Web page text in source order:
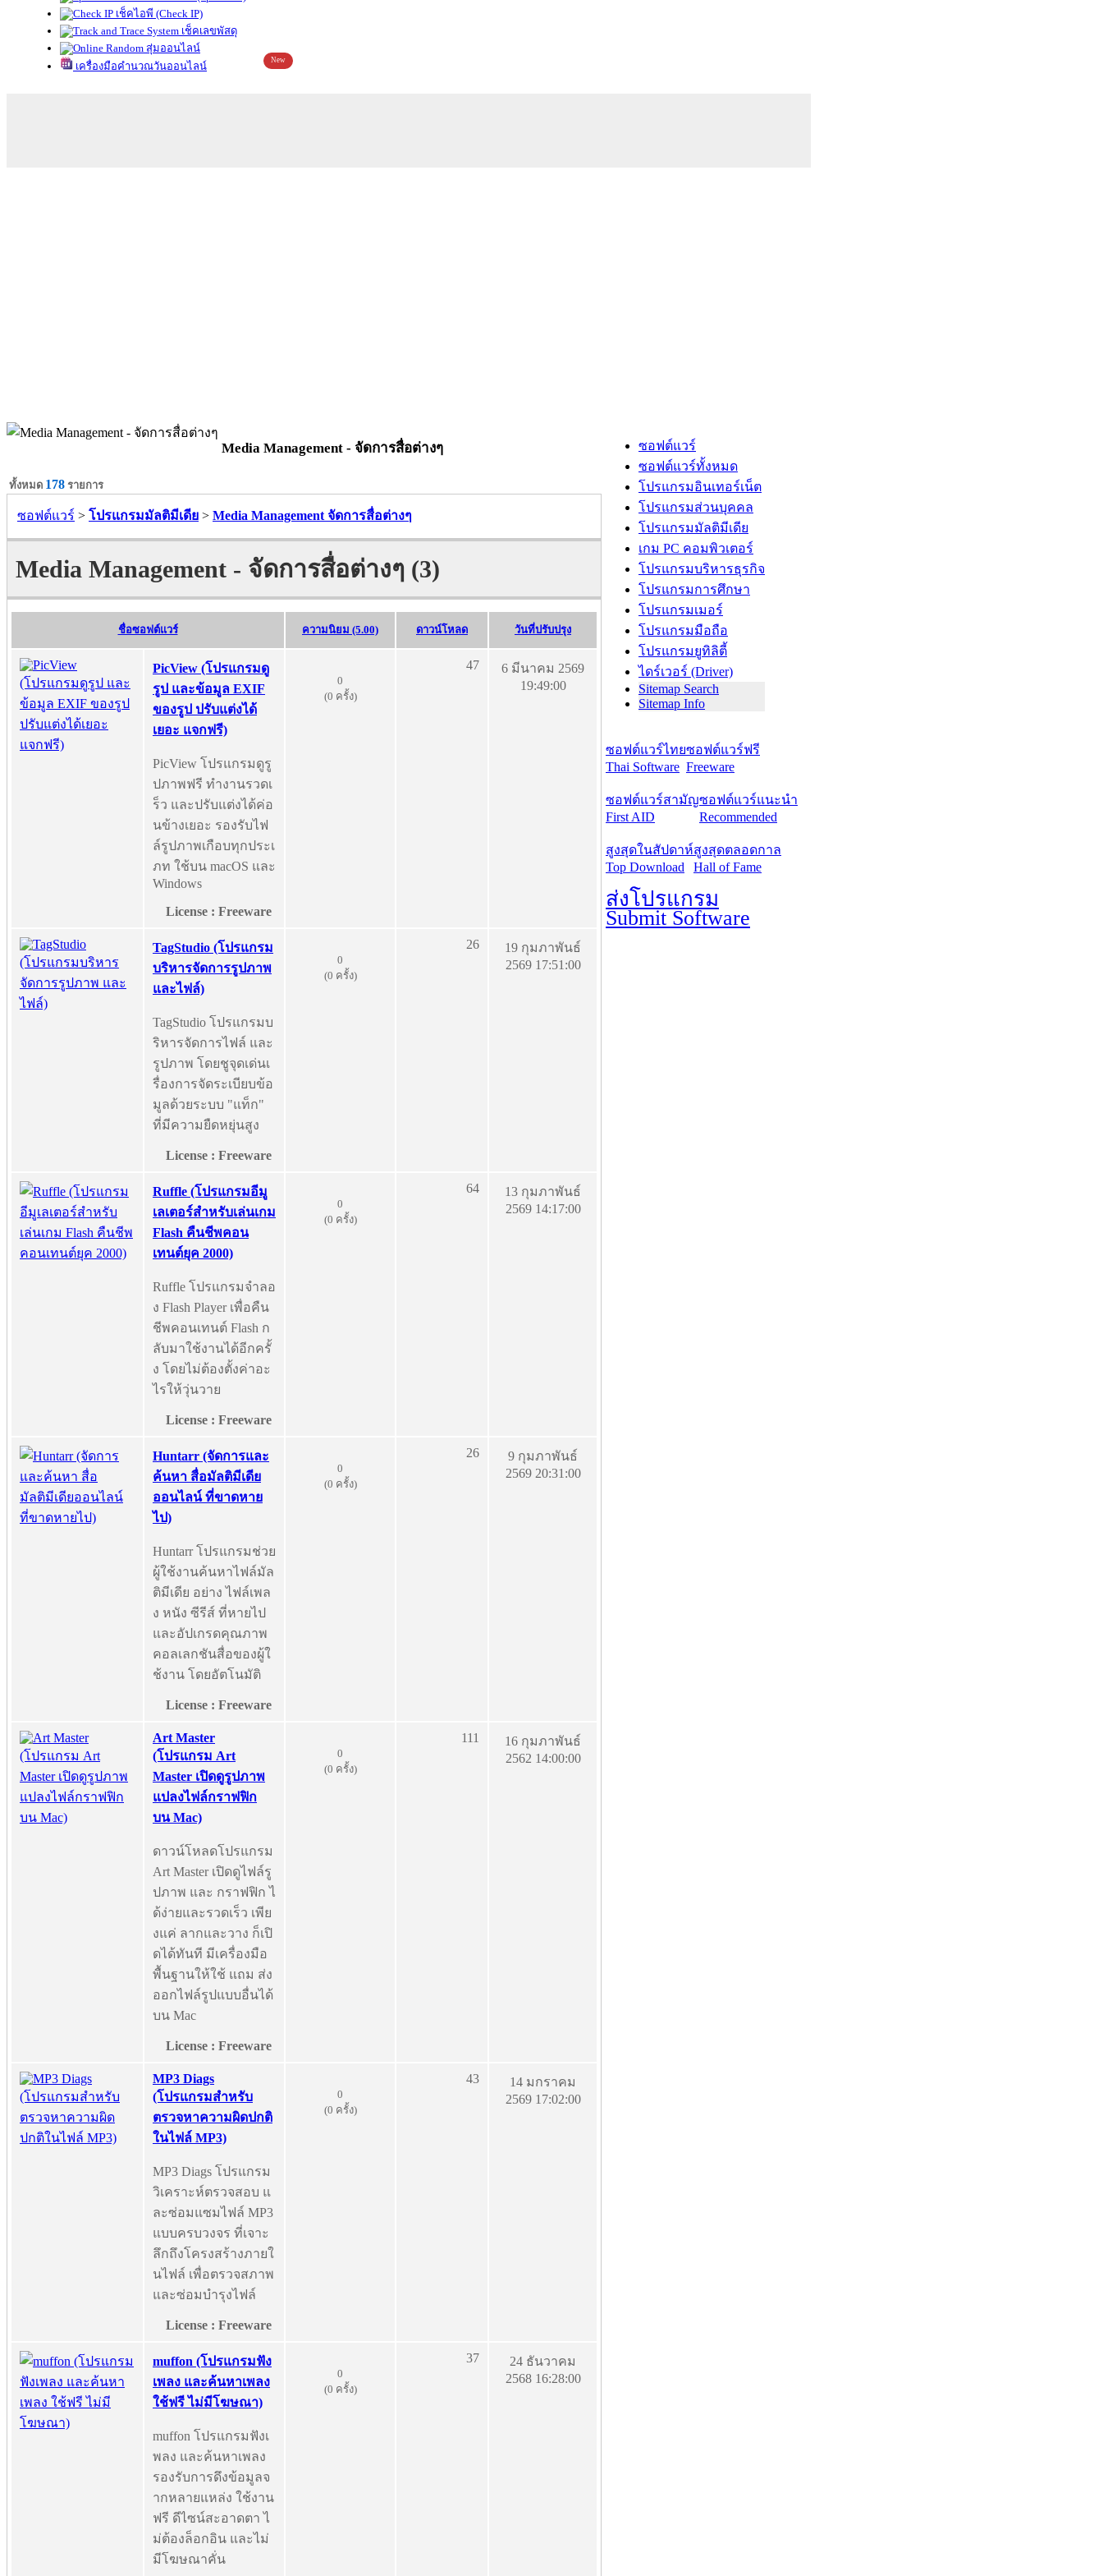
เช็คไอพี (Check IP)
เช็คเลขพัสดุ
สุ่มออนไลน์
เครื่องมือคำนวณวันออนไลน์
New
Media Management - จัดการสื่อต่างๆ
ทั้งหมด 178 รายการ
ซอฟต์แวร์ > โปรแกรมมัลติมีเดีย > Media Management จัดการสื่อต่างๆ
Media Management - จัดการสื่อต่างๆ (3)
ชื่อซอฟต์แวร์ ความนิยม (5.00) ดาวน์โหลด วันที่ปรับปรุง
PicView (โปรแกรมดู
รูป และข้อมูล EXIF
ของรูป ปรับแต่งได้
เยอะ แจกฟรี)
PicView โปรแกรมดูรู
ปภาพฟรี ทำงานรวดเ
ร็ว และปรับแต่งได้ค่อ
นข้างเยอะ รองรับไฟ
ล์รูปภาพเกือบทุกประเ
ภท ใช้บน macOS และ
Windows
License : Freeware
0
(0 ครั้ง)
47
6 มีนาคม 2569
19:49:00
TagStudio (โปรแกรม
บริหารจัดการรูปภาพ
และไฟล์)
TagStudio โปรแกรมบ
ริหารจัดการไฟล์ และ
รูปภาพ โดยชูจุดเด่นเ
รื่องการจัดระเบียบข้อ
มูลด้วยระบบ "แท็ก"
ที่มีความยืดหยุ่นสูง
License : Freeware
0
(0 ครั้ง)
26
19 กุมภาพันธ์
2569 17:51:00
Ruffle (โปรแกรมอีมู
เลเตอร์สำหรับเล่นเกม
Flash คืนชีพคอน
เทนต์ยุค 2000)
Ruffle โปรแกรมจำลอ
ง Flash Player เพื่อคืน
ชีพคอนเทนต์ Flash ก
ลับมาใช้งานได้อีกครั้
ง โดยไม่ต้องตั้งค่าอะ
ไรให้วุ่นวาย
License : Freeware
0
(0 ครั้ง)
64
13 กุมภาพันธ์
2569 14:17:00
Huntarr (จัดการและ
ค้นหา สื่อมัลติมีเดีย
ออนไลน์ ที่ขาดหาย
ไป)
Huntarr โปรแกรมช่วย
ผู้ใช้งานค้นหาไฟล์มัล
ติมีเดีย อย่าง ไฟล์เพล
ง หนัง ซีรีส์ ที่หายไป
และอัปเกรดคุณภาพ
คอลเลกชันสื่อของผู้ใ
ช้งาน โดยอัตโนมัติ
License : Freeware
0
(0 ครั้ง)
26
9 กุมภาพันธ์
2569 20:31:00
Art Master
(โปรแกรม Art
Master เปิดดูรูปภาพ
แปลงไฟล์กราฟฟิก
บน Mac)
ดาวน์โหลดโปรแกรม
Art Master เปิดดูไฟล์รู
ปภาพ และ กราฟฟิก ไ
ด้ง่ายและรวดเร็ว เพีย
งแค่ ลากและวาง ก็เปิ
ดได้ทันที มีเครื่องมือ
พื้นฐานให้ใช้ แถม ส่ง
ออกไฟล์รูปแบบอื่นได้
บน Mac
License : Freeware
0
(0 ครั้ง)
111
16 กุมภาพันธ์
2562 14:00:00
MP3 Diags
(โปรแกรมสำหรับ
ตรวจหาความผิดปกติ
ในไฟล์ MP3)
MP3 Diags โปรแกรม
วิเคราะห์ตรวจสอบ แ
ละซ่อมแซมไฟล์ MP3
แบบครบวงจร ที่เจาะ
ลึกถึงโครงสร้างภายใ
นไฟล์ เพื่อตรวจสภาพ
และซ่อมบำรุงไฟล์
License : Freeware
0
(0 ครั้ง)
43
14 มกราคม
2569 17:02:00
muffon (โปรแกรมฟัง
เพลง และค้นหาเพลง
ใช้ฟรี ไม่มีโฆษณา)
muffon โปรแกรมฟังเ
พลง และค้นหาเพลง
รองรับการดึงข้อมูลจ
ากหลายแหล่ง ใช้งาน
ฟรี ดีไซน์สะอาดตา ไ
ม่ต้องล็อกอิน และไม่
มีโฆษณาคั่น
0
(0 ครั้ง)
37
24 ธันวาคม
2568 16:28:00
ซอฟต์แวร์
ซอฟต์แวร์ทั้งหมด
โปรแกรมอินเทอร์เน็ต
โปรแกรมส่วนบุคคล
โปรแกรมมัลติมีเดีย
เกม PC คอมพิวเตอร์
โปรแกรมบริหารธุรกิจ
โปรแกรมการศึกษา
โปรแกรมเมอร์
โปรแกรมมือถือ
โปรแกรมยูทิลิตี้
ไดร์เวอร์ (Driver)
Sitemap Search
Sitemap Info
ซอฟต์แวร์ไทย
Thai Software
ซอฟต์แวร์ฟรี
Freeware
ซอฟต์แวร์สามัญ
First AID
ซอฟต์แวร์แนะนำ
Recommended
สูงสุดในสัปดาห์
Top Download
สูงสุดตลอดกาล
Hall of Fame
ส่งโปรแกรม
Submit Software